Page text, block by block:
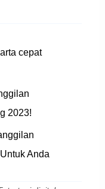
cepat
2023!
Anda